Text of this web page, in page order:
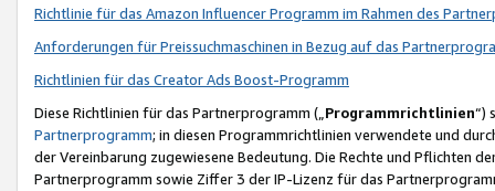
Richtlinie für das Amazon Influencer Programm im Rahmen des
Anforderungen für Preissuchmaschinen in Bezug auf das
Richtlinien für das Creator Ads Boost-Programm
Diese Richtlinien für das Partnerprogramm („Programmrichtlinien“)
Partnerprogramm; in diesen Programmrichtlinien verwendete und
der Vereinbarung zugewiesene Bedeutung. Die Rechte und Pflichten
Partnerprogramm sowie Ziffer 3 der IP-Lizenz für das